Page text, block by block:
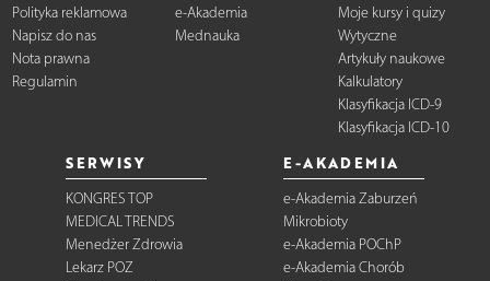
Polityka reklamowa
Napisz do nas
Nota prawna
Regulamin
e-Akademia
Mednauka
Moje kursy i quizy
Wytyczne
Artykuły naukowe
Kalkulatory
Klasyfikacja ICD-9
Klasyfikacja ICD-10
SERWISY
KONGRES TOP
MEDICAL TRENDS
Menedżer Zdrowia
Lekarz POZ
E-AKADEMIA
e-Akademia Zaburzeń
Mikrobioty
e-Akademia POChP
e-Akademia Chorób